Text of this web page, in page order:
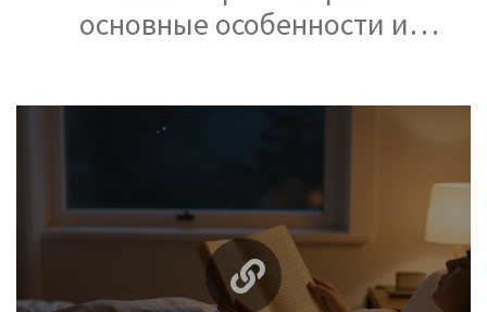
основные особенности и